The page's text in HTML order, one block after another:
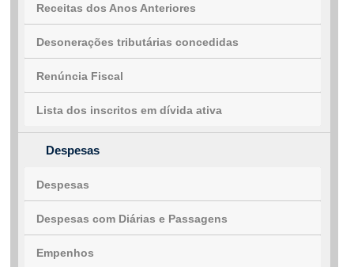
Receitas dos Anos Anteriores
Desonerações tributárias concedidas
Renúncia Fiscal
Lista dos inscritos em dívida ativa
Despesas
Despesas
Despesas com Diárias e Passagens
Empenhos